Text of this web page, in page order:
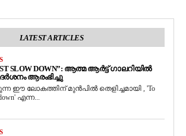
LATEST ARTICLES
SLOW DOWN”: ആത്മ ആർട്ട് ഗാലറിയിൽ
ആരംഭിച്ചു
ഈ ലോകത്തിന് മുൻപിൽ തെളിച്ചമായി , 'To
down' എന്ന...